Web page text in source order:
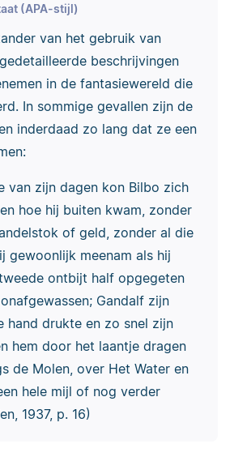
(APA-stijl)
van het gebruik van
beschrijvingen
in de fantasiewereld die
In sommige gevallen zijn de
inderdaad zo lang dat ze een
van zijn dagen kon Bilbo zich
hoe hij buiten kwam, zonder
of geld, zonder al die
gewoonlijk meenam als hij
ontbijt half opgegeten
Gandalf zijn
hand drukte en zo snel zijn
hem door het laantje dragen
de Molen, over Het Water en
hele mijl of nog verder
1937, p. 16)